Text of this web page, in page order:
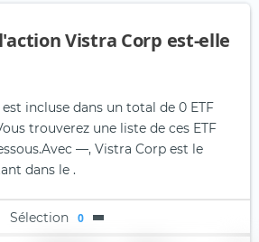
Vistra Corp est-elle
incluse dans un total de 0 ETF
trouverez une liste de ces ETF
Avec —, Vistra Corp est le
dans le .
Sélection 0